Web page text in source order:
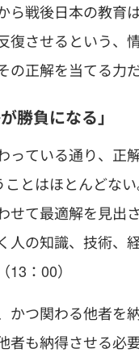
戦後日本の教育
させるという、
正解を当てる力だ
勝負になる」
ている通り、正
とはほとんどな
て最適解を見出
の知識、技術、
：00）
つ関わる他者を
も納得させる必